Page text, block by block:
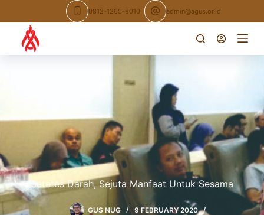
to
content
0812-1265-8010 admin@agus.or.id
Setetes Darah, Sejuta Manfaat Untuk Sesama
GUS NUG
9 FEBRUARY 2020